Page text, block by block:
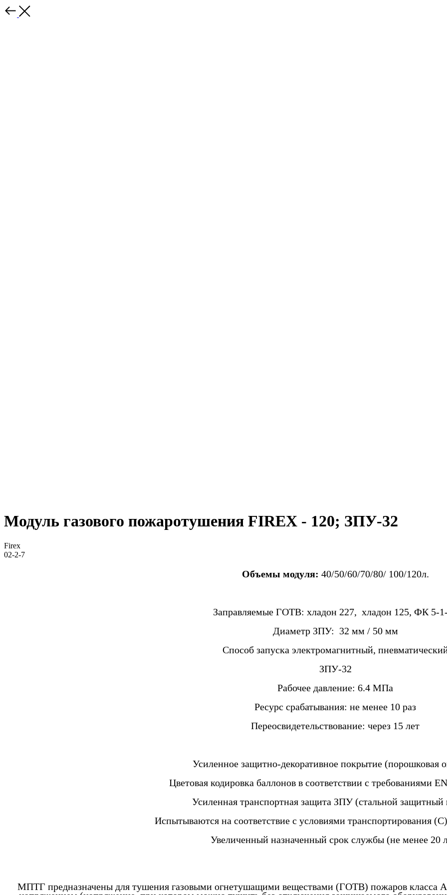
Модуль газового пожаротушения FIREX - 120; ЗПУ-32
Firex
02-2-7
Объемы модуля: 40/50/60/70/80/ 100/120л.
Заправляемые ГОТВ: хладон 227, хладон 125, ФК 5-
Диаметр ЗПУ: 32 мм / 50 мм
Способ запуска электромагнитный,
ЗПУ-32
Рабочее давление: 6.4 МПа
Ресурс срабатывания: не менее 10 раз
Переосвидетельствование: через 15 лет
Усиленное защитно-декоративное покрытие (порошковая
Цветовая кодировка баллонов в соответствии с требованиями
Усиленная транспортная защита ЗПУ (стальной защитный
Испытываются на соответствие с условиями транспортирования
Увеличенный назначенный срок службы (не менее 20
МПТГ предназначены для тушения газовыми огнетушащими веществами (ГОТВ) пожаров класса